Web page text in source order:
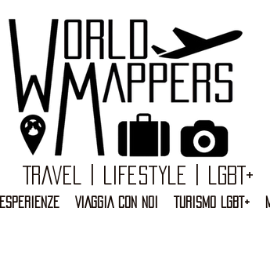
Travel | Lifestyle | LGBT+
ESPERIENZE VIAGGIA CON NOI TURISMO LGBT+